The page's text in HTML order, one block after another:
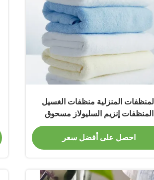
المنظفات المنزلية منظفات الغسيل
المنظفات إنزيم السليولاز مسحوق
الغسيل الصديق للبيئة
احصل على أفضل سعر